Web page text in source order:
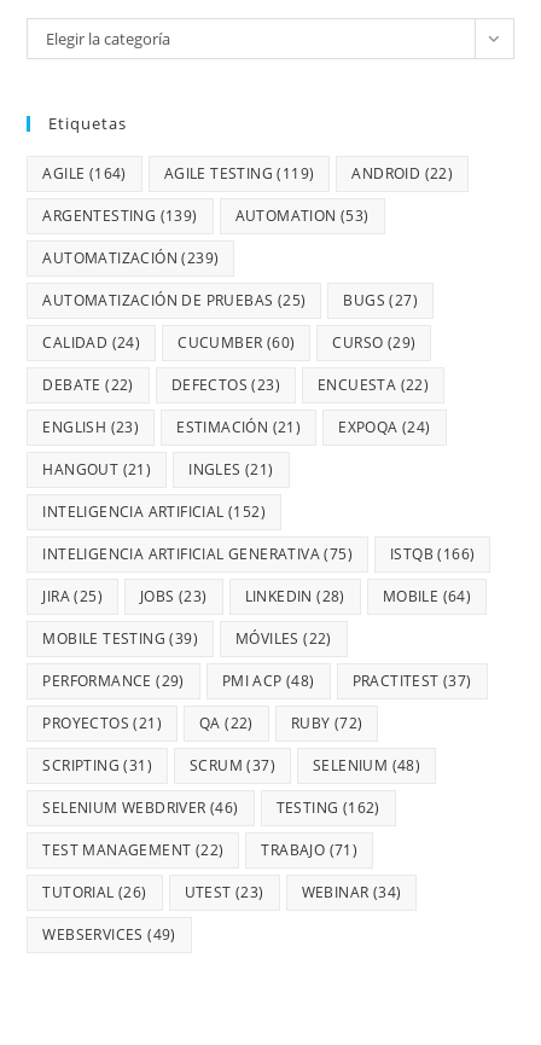
Elegir la categoría
Etiquetas
AGILE (164) AGILE TESTING (119) ANDROID (22)
ARGENTESTING (139) AUTOMATION (53)
AUTOMATIZACIÓN (239)
AUTOMATIZACIÓN DE PRUEBAS (25) BUGS (27)
CALIDAD (24) CUCUMBER (60) CURSO (29)
DEBATE (22) DEFECTOS (23) ENCUESTA (22)
ENGLISH (23) ESTIMACIÓN (21) EXPOQA (24)
HANGOUT (21) INGLES (21)
INTELIGENCIA ARTIFICIAL (152)
INTELIGENCIA ARTIFICIAL GENERATIVA(75) ISTQB (166)
JIRA(25) JOBS (23) LINKEDIN (28) MOBILE (64)
MOBILE TESTING (39) MÓVILES (22)
PERFORMANCE (29) PMI ACP (48) PRACTITEST (37)
PROYECTOS (21) QA (22) RUBY (72)
SCRIPTING (31) SCRUM (37) SELENIUM (48)
SELENIUM WEBDRIVER (46) TESTING (162)
TEST MANAGEMENT (22) TRABAJO (71)
TUTORIAL (26) UTEST (23) WEBINAR (34)
WEBSERVICES (49)